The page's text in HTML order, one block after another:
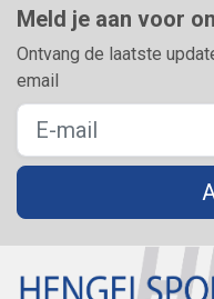
Meld je aan voor
Ontvang de laatste
email